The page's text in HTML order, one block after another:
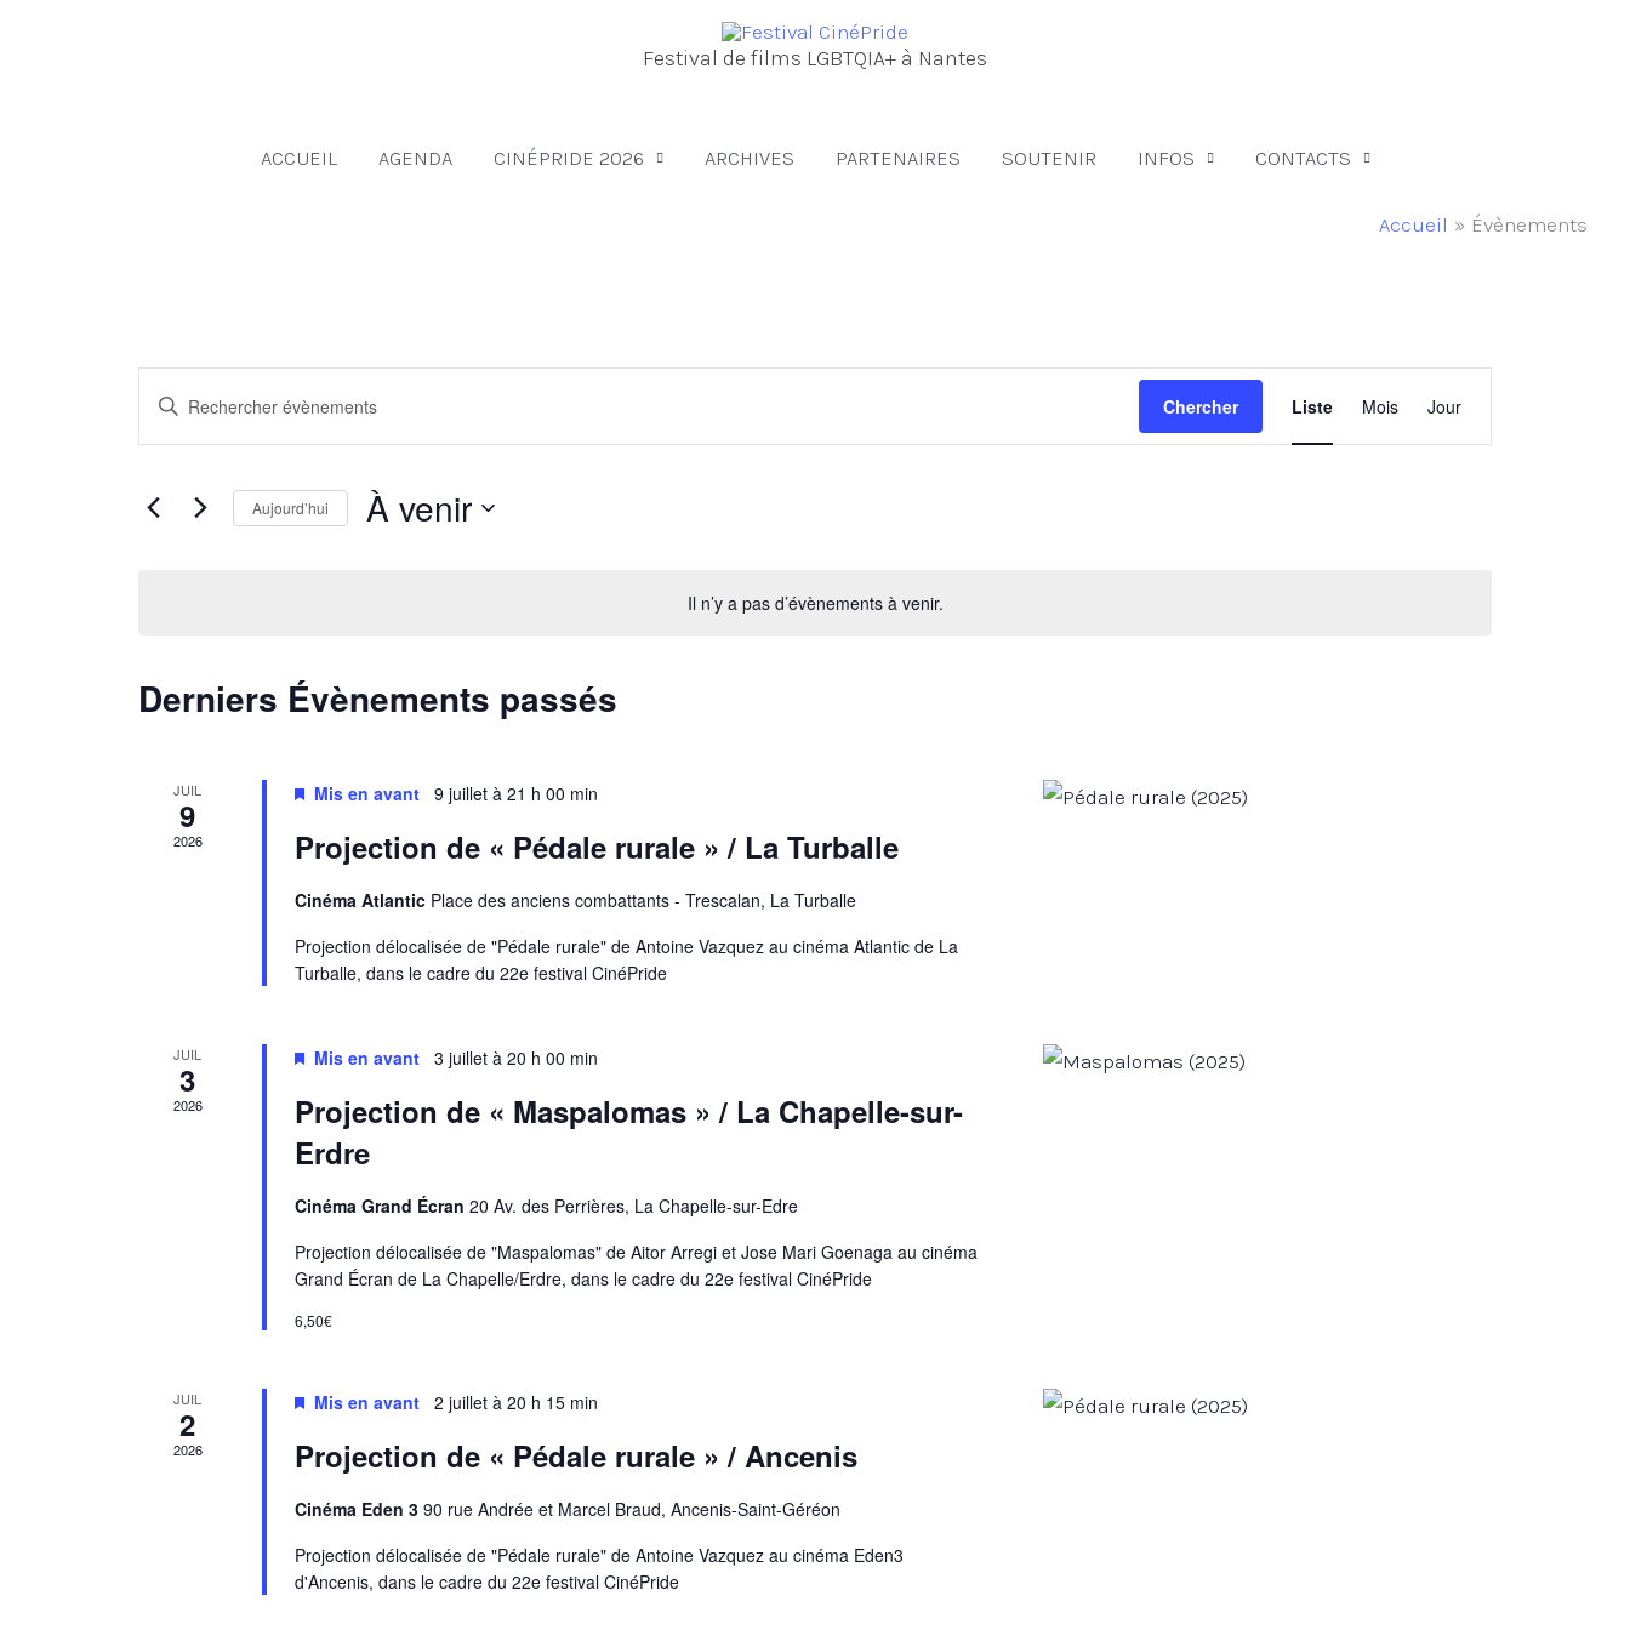
Festival de films LGBTQIA+ à Nantes
ACCUEIL AGENDA CINÉPRIDE 2026 ARCHIVES PARTENAIRES SOUTENIR INFOS CONTACTS
Accueil Évènements
Il n’y a pas d’évènements à venir.
navigation
vues
Saisir
Rechercher
Chercher
de
vues
Liste Mois Jour
Aujourd’hui À venir
Derniers Évènements passés
JUIL
9
2026
Mis en avant 9 juillet à 21 h 00 min
Projection de « Pédale rurale » / La Turballe
Cinéma Atlantic Place des anciens combattants - Trescalan, La Turballe
Projection délocalisée de "Pédale rurale" de Antoine Vazquez au cinéma Atlantic de La
Turballe, dans le cadre du 22e festival CinéPride
JUIL
3
2026
Mis en avant 3 juillet à 20 h 00 min
Projection de « Maspalomas » / La Chapelle-sur-
Erdre
Cinéma Grand Écran20 Av. des Perrières, La Chapelle-sur-Edre
Projection délocalisée de "Maspalomas" de Aitor Arregi et Jose Mari Goenaga au cinéma
Grand Écran de La Chapelle/Erdre, dans le cadre du 22e festival CinéPride
6,50€
JUIL
2
2026
Mis en avant 2 juillet à 20 h 15 min
Projection de « Pédale rurale » / Ancenis
Cinéma Eden 390 rue Andrée et Marcel Braud, Ancenis-Saint-Géréon
Projection délocalisée de "Pédale rurale" de Antoine Vazquez au cinéma Eden3
d'Ancenis, dans le cadre du 22e festival CinéPride